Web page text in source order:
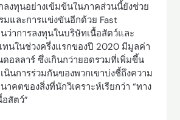
งทุนอย่างเข้มข้นในภาคส่วนนี้ยังช่วย
มและการแข่งขันอีกด้วย Fast
ว่าการลงทุนในบริษัทเนื้อสัตว์และ
ในช่วงครึ่งแรกของปี 2020 มีมูลค่า
อลลาร์ ซึ่งเกินกว่ายอดรวมที่เพิ่มขึ้น
นินการร่วมกันของพวกเขาบ่งชี้ถึงความ
าคตของสิ่งที่นักวิเคราะห์เรียกว่า “ทาง
สัตว์”